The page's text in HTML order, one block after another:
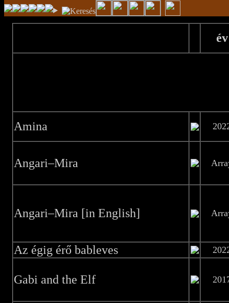
év
Amina
Angari–Mira
Angari–Mira [in English]
Az égig érő bableves
Gabi and the Elf